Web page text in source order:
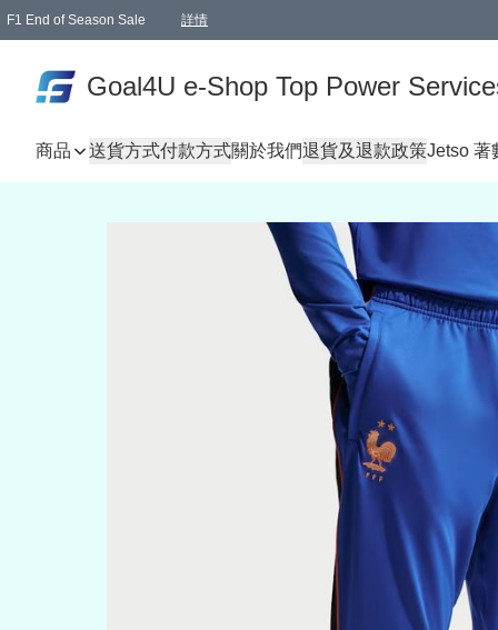
F1 End of Season Sale 詳情
Goal4U e-Shop Top Power
商品 送貨方式付款方式關於我們退貨及退款政策Jetso 著